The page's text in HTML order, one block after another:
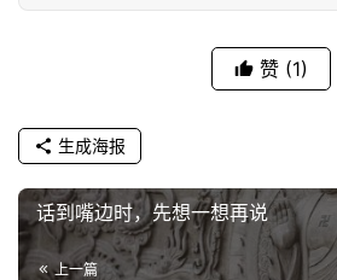
赞 (1)
生成海报
话到嘴边时，先想一想再说
上一篇